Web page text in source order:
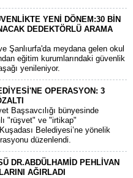
YENİ DÖNEM:30 BİN
DEDEKTÖRLÜ ARAMA
Şanlıurfa'da meydana gelen okul
eğitim kurumlarındaki güvenlik
yenileniyor.
OPERASYON: 3
Başsavcılığı bünyesinde
"rüşvet" ve "irtikap"
Belediyesi’ne yönelik
düzenlendi.
DR.ABDÜLHAMİD PEHLİVAN
AĞIRLADI